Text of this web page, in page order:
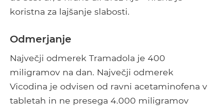
koristna za lajšanje slabosti.
Odmerjanje
Največji odmerek Tramadola je 400
miligramov na dan. Največji odmerek
Vicodina je odvisen od ravni acetaminofena v
tabletah in ne presega 4.000 miligramov